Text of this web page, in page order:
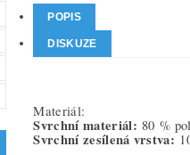
POPIS
DISKUZE
Materiál:
Svrchní materiál: 80 %
Svrchní zesílená vrstva: